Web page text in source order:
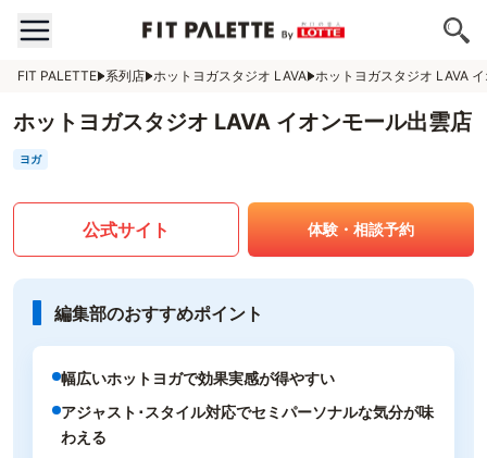
FIT PALETTE 系列店 ホットヨガスタジオ LAVA ホットヨガスタジオ LAVA
ホットヨガスタジオ LAVA イオンモール出雲店
ヨガ
公式サイト 体験・相談予約
編集部のおすすめポイント
幅広いホットヨガで効果実感が得やすい
アジャスト･スタイル対応でセミパーソナルな気分が味
わえる